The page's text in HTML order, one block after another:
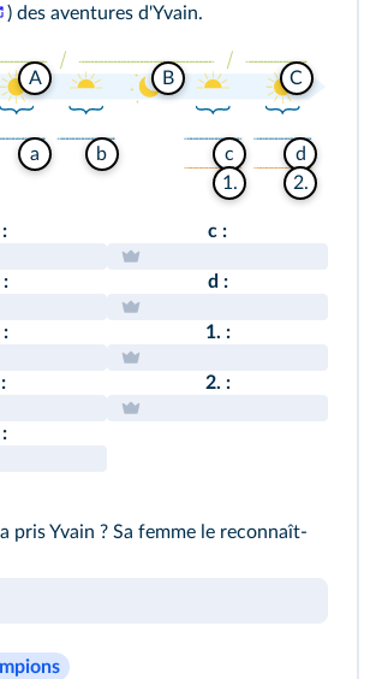
) des aventures d'Yvain.
A B C
a b c
d
1.
2.
:
:
c :
d :
1. :
2. :
pris Yvain ? Sa femme le reconnaît-